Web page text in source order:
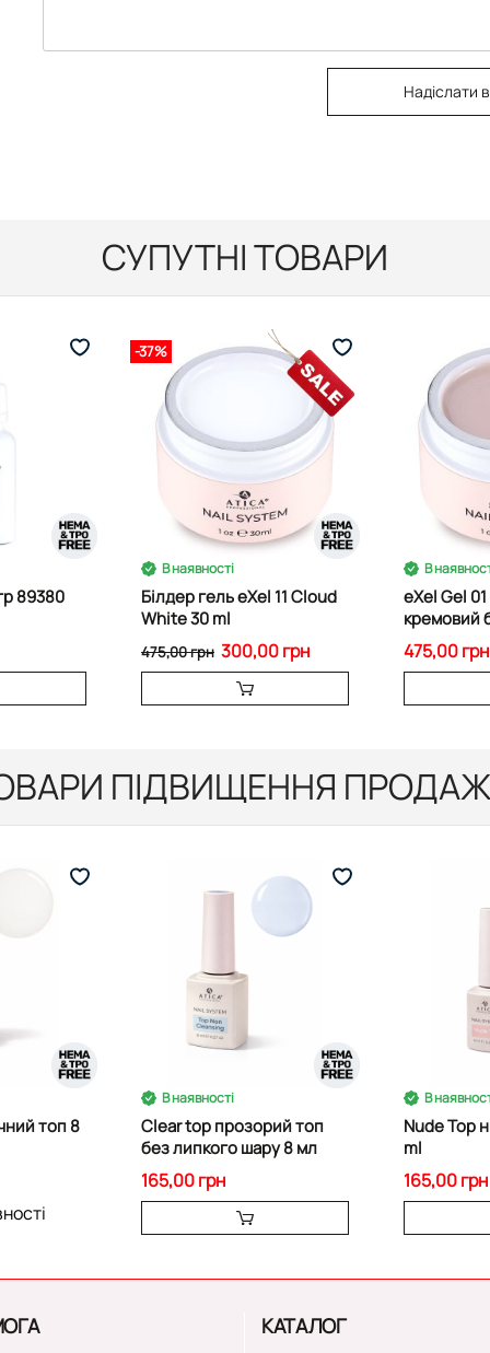
Надіслати
СУПУТНІ ТОВАРИ
89380
-37%
В наявності
Білдер гель eXel 11 Cloud
White 30 ml
300,00 грн
475,00 грн
В
eXel Gel
кремовий
475,00 грн
ПІДВИЩЕННЯ
топ 8
В наявності
Clear top прозорий топ
без липкого шару 8 мл
165,00 грн
В
Nude Top
ml
165,00 грн
КАТАЛОГ